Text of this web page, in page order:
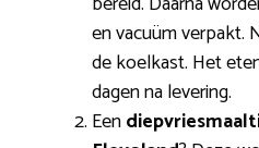
en vacuüm verpakt.
de koelkast. Het
dagen na levering.
Een